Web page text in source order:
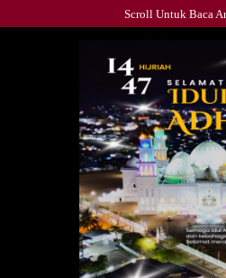
Scroll Untuk Baca